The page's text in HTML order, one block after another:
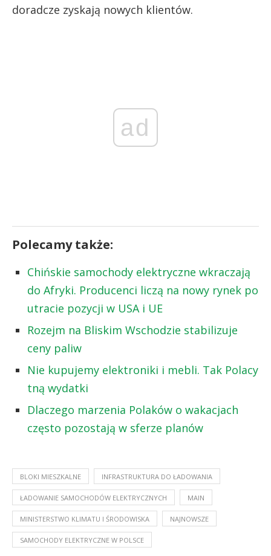
doradcze zyskają nowych klientów.
ad
Polecamy także:
Chińskie samochody elektryczne wkraczają
do Afryki. Producenci liczą na nowy rynek po
utracie pozycji w USA i UE
Rozejm na Bliskim Wschodzie stabilizuje
ceny paliw
Nie kupujemy elektroniki i mebli. Tak Polacy
tną wydatki
Dlaczego marzenia Polaków o wakacjach
często pozostają w sferze planów
BLOKI MIESZKALNE INFRASTRUKTURA DO ŁADOWANIA
ŁADOWANIE SAMOCHODÓW ELEKTRYCZNYCH MAIN
MINISTERSTWO KLIMATU I ŚRODOWISKA NAJNOWSZE
SAMOCHODY ELEKTRYCZNE W POLSCE